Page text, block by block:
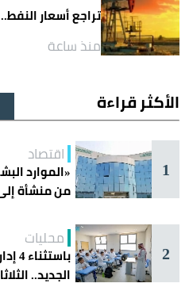
تراجع أسعار النفط.. وبرنت
منذ ساعة
الأكثر قراءة
1
اقتصاد
«الموارد
من منشأة
2
محليات
الجديد..